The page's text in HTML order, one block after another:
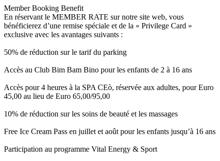
Member Booking Benefit
En réservant le MEMBER RATE sur notre site web, vous
bénéficierez d’une remise spéciale et de la « Privilege Card »
exclusive avec les avantages suivants :
50% de réduction sur le tarif du parking
Accès au Club Bim Bam Bino pour les enfants de 2 à 16 ans
Accès pour 4 heures à la SPA CEò, réservée aux adultes, pour Euro
45,00 au lieu de Euro 65,00/95,00
10% de réduction sur les soins de beauté et les massages
Free Ice Cream Pass en juillet et août pour les enfants jusqu’à 16 ans
Participation au programme Vital Energy & Sport